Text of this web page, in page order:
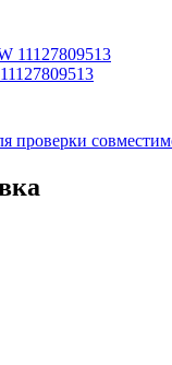
проверки